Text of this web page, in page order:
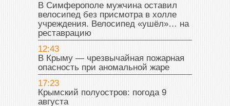
В Симферополе мужчина оставил
велосипед без присмотра в холле
учреждения. Велосипед «ушёл»… на
реставрацию
12:43
В Крыму — чрезвычайная пожарная
опасность при аномальной жаре
17:23
Крымский полуостров: погода 9
августа